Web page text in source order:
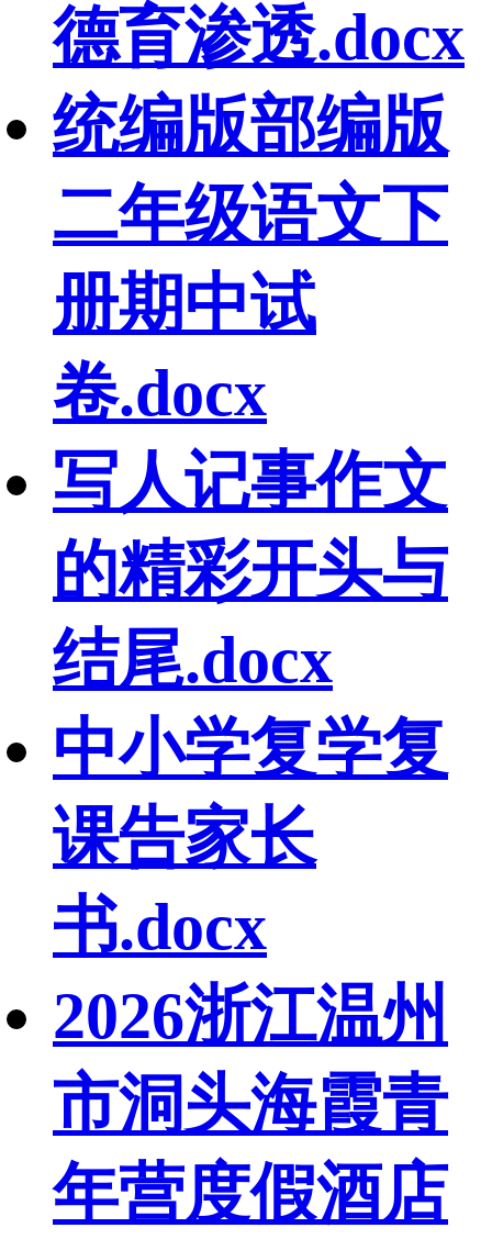
德育渗透.docx
统编版部编版
二年级语文下
册期中试
卷.docx
写人记事作文
的精彩开头与
结尾.docx
中小学复学复
课告家长
书.docx
2026浙江温州
市洞头海霞青
年营度假酒店